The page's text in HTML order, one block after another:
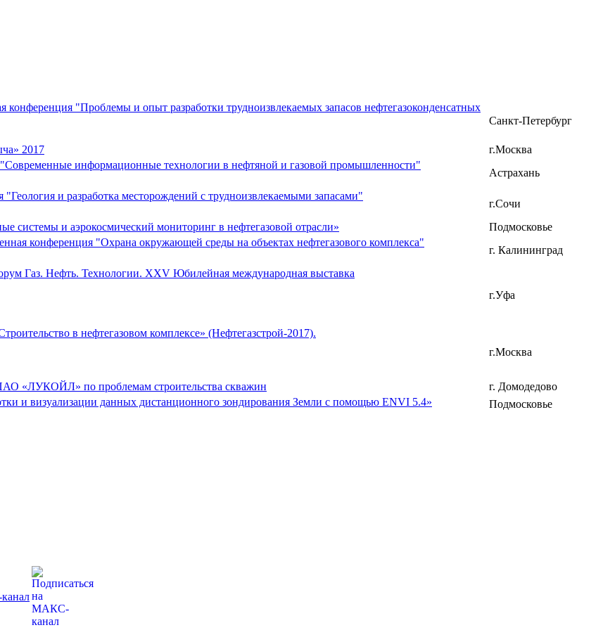
конференция "Проблемы и опыт разработки трудноизвлекаемых запасов нефтегазоконденсатных
Санкт-Петербург
2017
г.Москва
"Современные информационные технологии в нефтяной и газовой промышленности"
Астрахань
и разработка месторождений с трудноизвлекаемыми запасами"
г.Сочи
системы и аэрокосмический мониторинг в нефтегазовой отрасли»
Подмосковье
конференция "Охрана окружающей среды на объектах нефтегазового комплекса"
г. Калининград
Газ. Нефть. Технологии. XXV Юбилейная международная выставка
г.Уфа
в нефтегазовом комплексе» (Нефтегазстрой-2017).
г.Москва
«ЛУКОЙЛ» по проблемам строительства скважин
г. Домодедово
и визуализации данных дистанционного зондирования Земли с помощью ENVI 5.4» Подмосковье